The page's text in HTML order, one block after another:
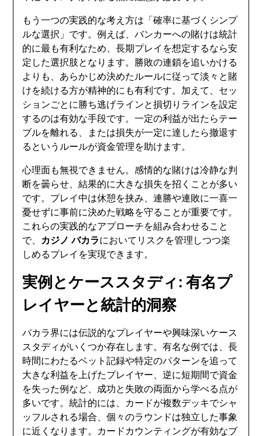
もう一つの実践的な考え方は「確率に基づくシンプ
ルな選択」です。例えば、バンカーへの賭けは統計
的に最も有利なため、長期プレイを想定するなら安
定した選択肢となります。勝敗の連鎖を追いかける
よりも、あらかじめ決めたルールに従って淡々と賭
けを続ける方が精神的にも有利です。加えて、セッ
ションごとに勝ち逃げラインと損切りラインを設定
するのは有効な手段です。一定の利益が出たらテー
ブルを離れる、または損失が一定に達したら撤退す
るというルールが資金管理を助けます。
心理面も無視できません。感情的な賭けは冷静な判
断を曇らせ、結果的に大きな損失を招くことが多い
です。プレイ中は休憩を挟み、連勝や連敗に一喜一
憂せずに事前に決めた戦略を守ることが重要です。
これらの実践的なアプローチを組み合わせること
で、 カジノ バカラにおいてリスクを管理しつつ楽
しめるプレイを実現できます。
実例とケーススタディ: 有名プ
レイヤーと統計的洞察
バカラ界には伝説的なプレイヤーや興味深いケース
スタディがいくつか存在します。有名な例では、長
時間にわたるベット記録や特定のパターンを追って
大きな利益を上げたプレイヤー、逆に短期間で資金
を失った例など、成功と失敗の両面から学べる点が
多いです。統計的には、カードが複数デッキでシャ
ッフルされる場合、個々のラウンドは独立した事象
に近くなります。カードカウンティングが有効なブ